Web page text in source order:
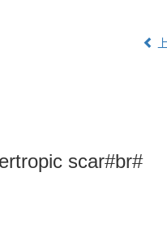
scar#br#